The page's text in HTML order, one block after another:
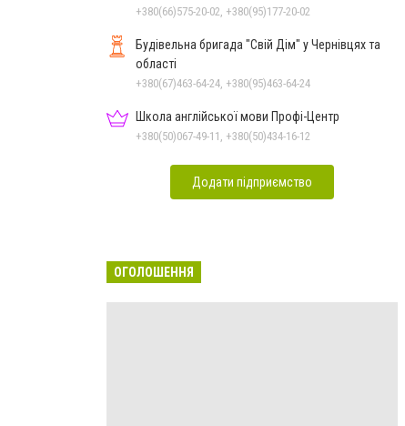
реклама
+380(66)575-20-02, +380(95)177-20-02
Будівельна бригада "Свій Дім" у Чернівцях та
області
+380(67)463-64-24, +380(95)463-64-24
Школа англійської мови Профі-Центр
+380(50)067-49-11, +380(50)434-16-12
Додати підприємство
ОГОЛОШЕННЯ